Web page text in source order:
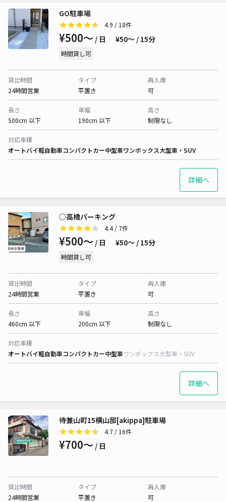
GO駐車場
4.9 / 18件
¥500〜 / 日 ¥50〜 / 15分
時間貸し可
貸出時間
24時間営業
タイプ
平置き
再入庫
可
長さ
500cm 以下
車幅
190cm 以下
高さ
制限なし
対応車種
オートバイ軽自動車コンパクトカー中型車ワンボックス大型車・SUV
詳細へ
○高橋パーキング
4.4/ 7件
¥500〜 / 日 ¥50〜 / 15分
時間貸し可
貸出時間
24時間営業
タイプ
平置き
再入庫
可
長さ
460cm 以下
車幅
200cm 以下
高さ
制限なし
対応車種
オートバイ軽自動車コンパクトカー中型車ワンボックス大型車・SUV
詳細へ
待兼山町15横山邸[akippa]駐車場
4.7 / 16件
¥700〜 / 日
貸出時間
24時間営業
タイプ
平置き
再入庫
可